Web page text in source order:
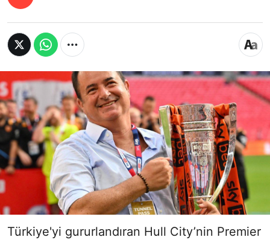
Türkiye'yi gururlandıran Hull City’nin Premier